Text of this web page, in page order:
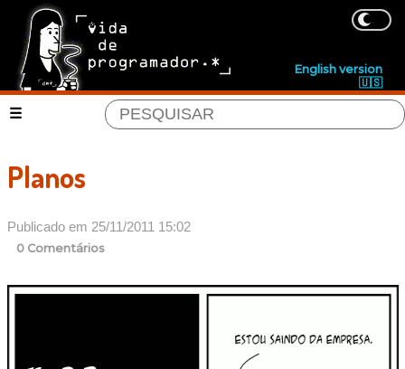
English version
🇺🇸
Planos
Publicado em 25/11/2011 15:02
0 Comentários